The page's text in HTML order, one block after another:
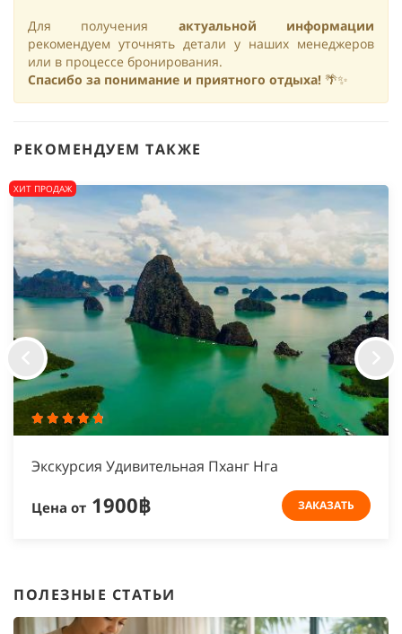
Для получения актуальной информации
рекомендуем уточнять детали у наших менеджеров
или в процессе бронирования.
Спасибо за понимание и приятного отдыха! 🌴✨
РЕКОМЕНДУЕМ ТАКЖЕ
ХИТ ПРОДАЖ
Экскурсия Удивительная Пханг Нга
Цена от 1900฿ ЗАКАЗАТЬ
ПОЛЕЗНЫЕ СТАТЬИ